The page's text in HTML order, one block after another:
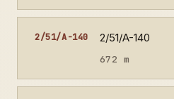
2/51/A-140 2/51/A-140
672 m